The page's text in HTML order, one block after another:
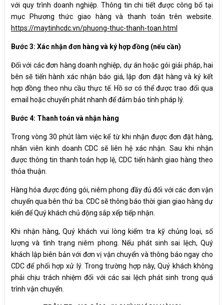
với quy trình doanh nghiệp. Thông tin chi tiết được công bố tại
mục Phương thức giao hàng và thanh toán trên website.
https://maytinhcdc.vn/phuong-thuc-thanh-toan.html
Bước 3: Xác nhận đơn hàng và ký hợp đồng (nếu cần)
Đối với các đơn hàng doanh nghiệp, dự án hoặc gói giải pháp, hai
bên sẽ tiến hành xác nhận báo giá, lập đơn đặt hàng và ký kết
hợp đồng theo nhu cầu thực tế. Hồ sơ có thể được trao đổi qua
email hoặc chuyển phát nhanh để đảm bảo tính pháp lý.
Bước 4: Thanh toán và nhận hàng
Trong vòng 30 phút làm việc kể từ khi nhận được đơn đặt hàng,
nhân viên kinh doanh CDC sẽ liên hệ xác nhận. Sau khi nhận
được thông tin thanh toán hợp lệ, CDC tiến hành giao hàng theo
thỏa thuận.
Hàng hóa được đóng gói, niêm phong đầy đủ đối với các đơn vận
chuyển qua bên thứ ba. CDC sẽ thông báo thời gian giao hàng dự
kiến để Quý khách chủ động sắp xếp tiếp nhận.
Khi nhận hàng, Quý khách vui lòng kiểm tra kỹ chủng loại, số
lượng và tình trạng niêm phong. Nếu phát sinh sai lệch, Quý
khách lập biên bản với đơn vị vận chuyển và thông báo ngay cho
CDC để phối hợp xử lý. Trong trường hợp này, Quý khách không
phải chịu trách nhiệm đối với các sai lệch phát sinh trong quá
trình vận chuyển.